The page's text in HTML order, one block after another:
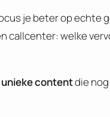
je beter op
callcenter: welke
unieke contentdie